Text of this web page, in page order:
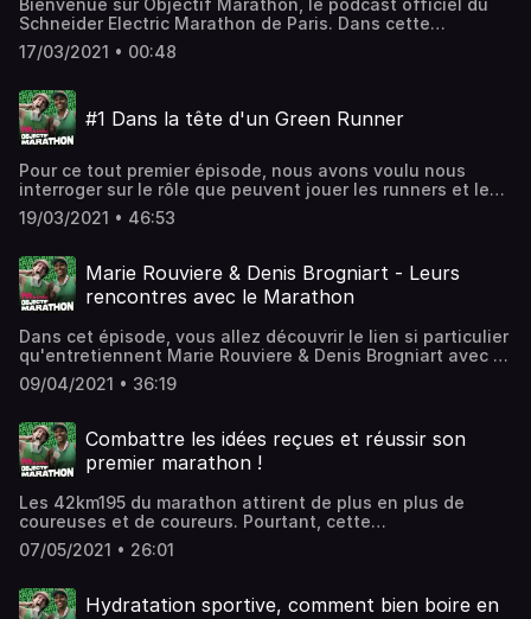
Bienvenue sur Objectif Marathon, le podcast officiel du
Schneider Electric Marathon de Paris. Dans cette
émission, nous allons vous donner toutes les clés d'une
préparation marathon parfaitement orchestrée.
récupération, absolument tous les sujets seront abordés !
Nous vous donnons rendez-vous dés le vendredi 19 mars
pour découvrir le premier épisode. Hébergé par
confidentialite pour plus d'informations.
17/03/2021 • 00:48
#1 Dans la tête d'un Green Runner
Pour ce tout premier épisode, nous avons voulu nous
interroger sur le rôle que peuvent jouer les runners et le
marathon dans la lutte contre le réchauffement
climatique et l'amélioration de la qualité de l’air. Dans cet
Eco Team et Edouard Cassignol, directeur des épreuves
grand public de ‎A.S.O. Du 5 au 11 avril 2021, venez
participer à la Green Runners Week et entrez dans
monde plus vert ! Plus d'informations sur
https://www.schneiderelectricparismarathon.com/fr/green-
runners-week/infos Hébergé par Audiomeans. Visitez
audiomeans.fr/politique-de-confidentialite pour plus
19/03/2021 • 46:53
Marie Rouviere & Denis Brogniart - Leurs
rencontres avec le Marathon
Dans cet épisode, vous allez découvrir le lien si particulier
qu'entretiennent Marie Rouviere & Denis Brogniart avec le
Marathon. Entre échappatoire face au harcèlement
scolaire et sentiment de liberté et de bien-être, Marie et
partagent la même passion pour cette course mythique.
Retrouvez plus d'informations sur
https://www.schneiderelectricparismarathon.com/fr
audiomeans.fr/politique-de-confidentialite pour plus
d'informations.
09/04/2021 • 36:19
Combattre les idées reçues et réussir son
premier marathon !
Les 42km195 du marathon attirent de plus en plus de
coureuses et de coureurs. Pourtant, cette
démocratisation de la distance ne s’accompagne pas pour
autant d’une désacralisation de la distance. Le marathon
Comment faire de ce moment un souvenir impérissable ?
07/05/2021 • 26:01
Hydratation sportive, comment bien boire en